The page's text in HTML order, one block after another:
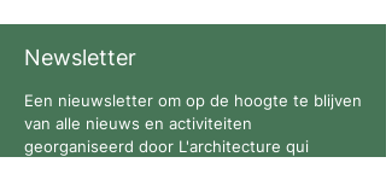
Newsletter
Een nieuwsletter om op de hoogte te blijven
van alle nieuws en activiteiten
georganiseerd door L'architecture qui